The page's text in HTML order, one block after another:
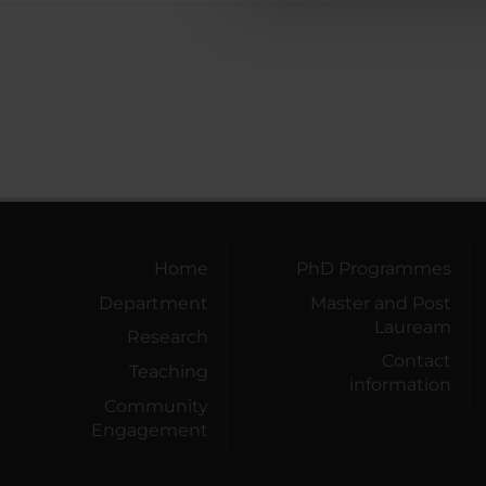
Home
Department
Research
Teaching
Community
Engagement
PhD Programmes
Master and Post
Lauream
Contact
information